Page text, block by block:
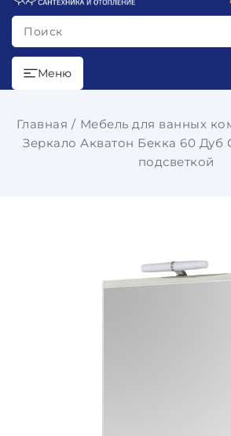
Поиск
Меню
Главная Мебель для ванных
Зеркало Акватон Бекка 60 Дуб
подсветкой